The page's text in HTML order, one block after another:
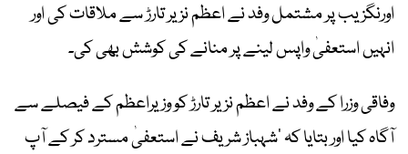
اورنگزیب پر مشتمل وفد نے اعظم نزیر تارڑ سے ملاقات کی اور
انہیں استعفیٰ واپس لینے پر منانے کی کوشش بھی کی۔
وفاقی وزرا کے وفد نے اعظم نزیر تارڑ کو وزیراعظم کے فیصلے سے
آگاہ کیا اور بتایا کہ ’شہباز شریف نے استعفیٰ مسترد کر کے آپ